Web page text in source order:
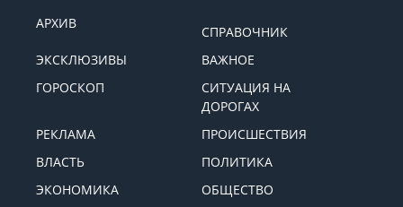
АРХИВ
СПРАВОЧНИК
ЭКСКЛЮЗИВЫ
ВАЖНОЕ
ГОРОСКОП
СИТУАЦИЯ НА
ДОРОГАХ
РЕКЛАМА
ПРОИСШЕСТВИЯ
ВЛАСТЬ
ПОЛИТИКА
ЭКОНОМИКА
ОБЩЕСТВО